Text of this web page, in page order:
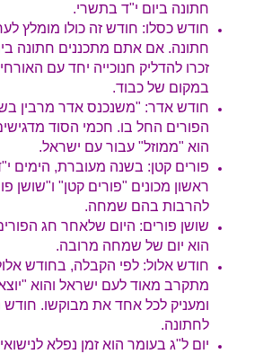
חתונה ביום י"ד בתשרי.
חודש כסלו: חודש זה כולו מומלץ
חתונה. אם אתם מתכננים חתונה
זכרו להדליק חנוכייה יחד עם
במקום של כבוד.
חודש אדר: "משנכנס אדר מרבין
הפורים החל בו. חכמי הסוד
הוא "ממוזל" עבור עם ישראל.
פורים קטן: בשנה מעוברת, הימים
ראשון מכונים "פורים קטן" ו"שושן
להרבות בהם שמחה.
שושן פורים: היום שלאחר חג
הוא יום של שמחה מרובה.
חודש אלול: לפי הקבלה, בחודש
מתקרב מאוד לעם ישראל והוא
ומעניק לכל אחד את מבוקשו. חודש
לחתונה.
יום ל"ג בעומר הוא זמן נפלא